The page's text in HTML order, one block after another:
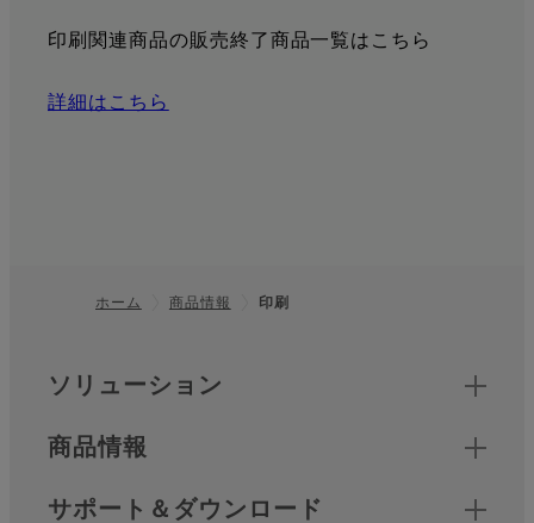
印刷関連商品の販売終了商品一覧はこちら
詳細はこちら
ホーム 商品情報 印刷
クイックリンク
ソリューション
商品情報
サポート＆ダウンロード